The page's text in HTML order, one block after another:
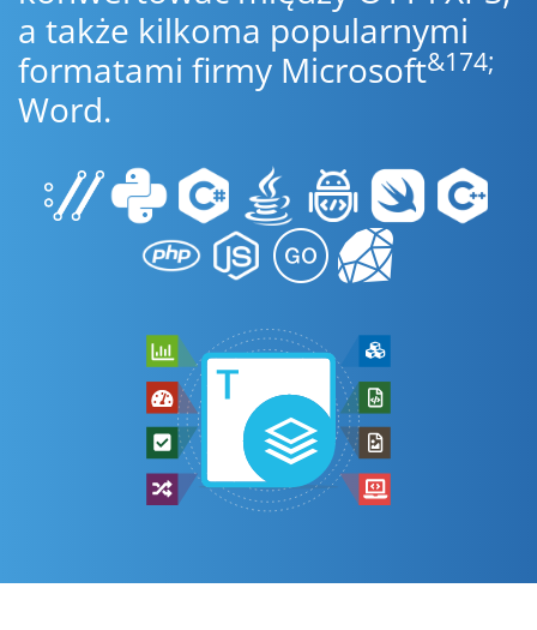
a także kilkoma popularnymi
formatami firmy Microsoft&174;
Word.